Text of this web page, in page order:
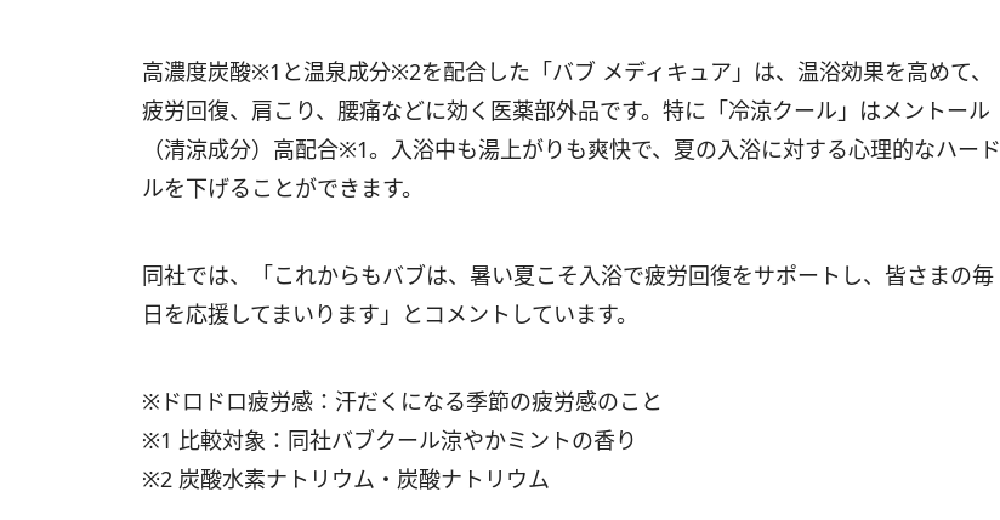
高濃度炭酸※1と温泉成分※2を配合した「バブ メディキュア」は、温浴効果を高めて、
疲労回復、肩こり、腰痛などに効く医薬部外品です。特に「冷涼クール」はメントール
（清涼成分）高配合※1。入浴中も湯上がりも爽快で、夏の入浴に対する心理的なハード
ルを下げることができます。
同社では、「これからもバブは、暑い夏こそ入浴で疲労回復をサポートし、皆さまの毎
日を応援してまいります」とコメントしています。
※ドロドロ疲労感：汗だくになる季節の疲労感のこと
※1 比較対象：同社バブクール涼やかミントの香り
※2 炭酸水素ナトリウム・炭酸ナトリウム